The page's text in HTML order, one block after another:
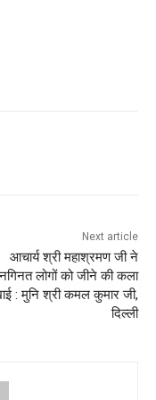
Next article
आचार्य श्री महाश्रमण जी ने
लोगों को जीने की कला
: मुनि श्री कमल कुमार जी,
दिल्ली